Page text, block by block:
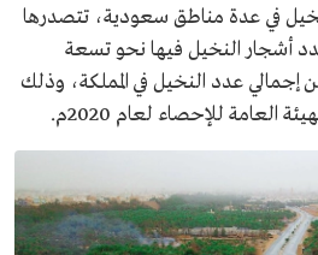
في عدة مناطق سعودية، تتصدرها
أشجار النخيل فيها نحو تسعة
نخلة، بنسبة 25% من إجمالي عدد النخيل في المملكة، وذلك
العامة للإحصاء لعام 2020م.